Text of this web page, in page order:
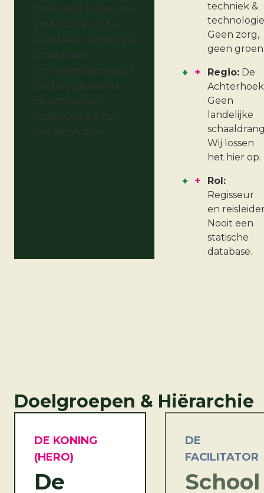
frictie weg tussen de
schoolbank en de
werkbank. Wij zijn de
schakel die
techniekonderwijs en
het bedrijfsleven in
de Achterhoek
naadloos op elkaar
laat aansluiten.
techniek &
Geen zorg,
geen
+ Regio: De
Geen
landelijke
Wij lossen
het hier op.
+
Rol:
Regisseur
en
Nooit een
statische
database.
Doelgroepen & Hiërarchie
DE KONING
(HERO)
De
DE
FACILITATOR
School